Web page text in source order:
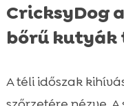
CricksyDog
bőrű kutyák
A téli időszak